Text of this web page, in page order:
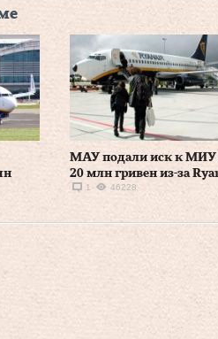
МАУ подали иск к МИУ
20 млн гривен из-за
1 46228